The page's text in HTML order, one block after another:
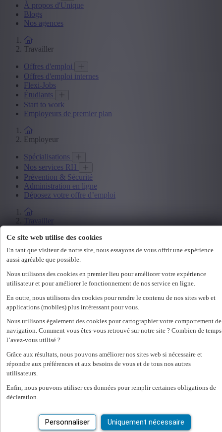
Ce site web utilise des cookies
En tant que visiteur de notre site, nous essayons de vous offrir une expérience
aussi agréable que possible.
Nous utilisons des cookies en premier lieu pour améliorer votre expérience
utilisateur et pour améliorer le fonctionnement de nos service en ligne.
En outre, nous utilisons des cookies pour rendre le contenu de nos sites web et
applications (mobiles) plus intéressant pour vous.
Nous utilisons également des cookies pour cartographier votre comportement de
navigation. Comment vous êtes-vous retrouvé sur notre site ? Combien de temps
l’avez-vous utilisé ?
Grâce aux résultats, nous pouvons améliorer nos sites web si nécessaire et
répondre aux préférences et aux besoins de vous et de tous nos autres
utilisateurs.
Enfin, nous pouvons utiliser ces données pour remplir certaines obligations de
déclaration.
Personnaliser Uniquement nécessaire
À propos d'Unique
Blogs
Nos agences
Travailler
Offres d'emploi
Offres d'emploi internes
Flexi-Jobs
Étudiants
Start to work
Employeurs de premier plan
Employeur
Spécialisations
Nos services RH
Prévention & Sécurité
Administration en ligne
Déposez votre offre d’emploi
Travailler
Office
Technicum
Customer Care
Accounting & Finance
Human Resources
Travailler
Étudiants
Salon de l'emploi
Législation
Employeur
Spécialisations
Technicum
Customer Care
Accounting & Finance